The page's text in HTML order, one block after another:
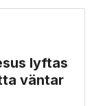
lyftas
väntar